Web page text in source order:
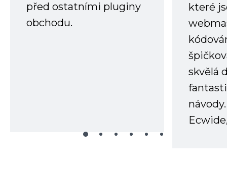
před ostatními pluginy
obchodu.
které
skvělá